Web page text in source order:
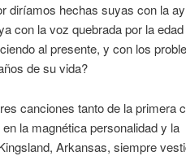
diríamos hechas suyas con la
con la voz quebrada por la
al presente, y con los
de su vida?
canciones tanto de la primera
la magnética personalidad y la
Arkansas, siempre